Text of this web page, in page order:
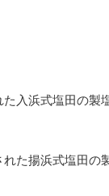
入浜式塩田の製
た揚浜式塩田の